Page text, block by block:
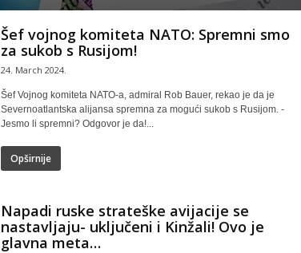
Šef vojnog komiteta NATO: Spremni smo
za sukob s Rusijom!
24. March 2024.
Šef Vojnog komiteta NATO-a, admiral Rob Bauer, rekao je da je
Severnoatlantska alijansa spremna za mogući sukob s Rusijom. -
Jesmo li spremni? Odgovor je da!...
Opširnije
Napadi ruske strateške avijacije se
nastavljaju- uključeni i Kinžali! Ovo je
glavna meta…